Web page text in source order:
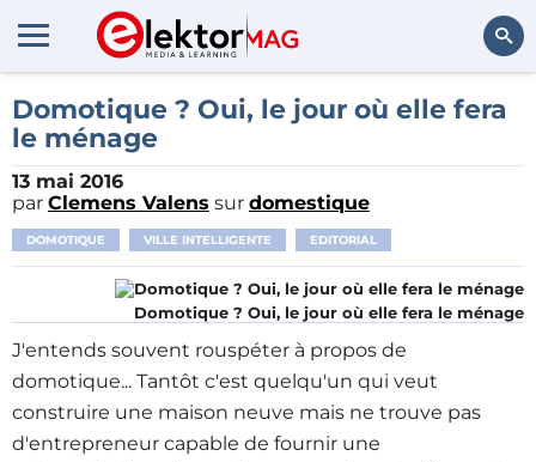
Rechercher
Domotique ? Oui, le jour où elle fera
le ménage
13 mai 2016
par Clemens Valens sur domestique
DOMOTIQUE VILLE INTELLIGENTE EDITORIAL
Domotique ? Oui, le jour où elle fera le ménage
J'entends souvent rouspéter à propos de
domotique... Tantôt c'est quelqu'un qui veut
construire une maison neuve mais ne trouve pas
d'entrepreneur capable de fournir une